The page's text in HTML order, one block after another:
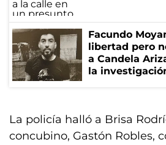
Facundo
libertad pero
a Candela
la
La policía halló a Brisa
concubino, Gastón Robles,